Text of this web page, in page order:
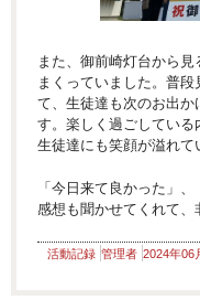
また、御前崎灯台から
まくっていました。普
て、生徒達も次のお出か
す。楽しく過ごしている
生徒達にも笑顔が溢れて
「今日来て良かった」
感想も聞かせてくれて、
活動記録 管理者 2024年06